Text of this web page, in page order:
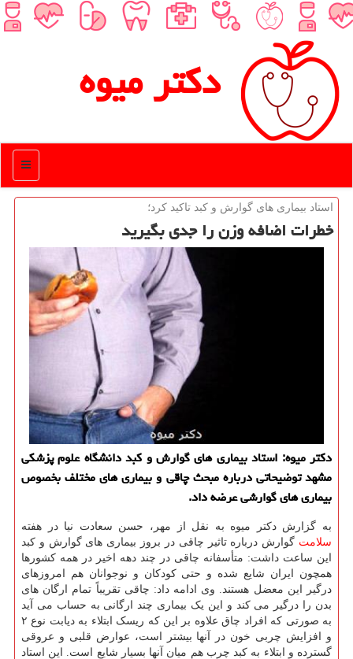
دكتر میوه
منو
استاد بیماری های گوارش و كبد تاكید كرد؛
خطرات اضافه وزن را جدی بگیرید
دکتر میوه: استاد بیماری های گوارش و کبد دانشگاه علوم پزشکی
مشهد توضیحاتی درباره مبحث چاقی و بیماری های مختلف بخصوص
بیماری های گوارشی عرضه داد.
به گزارش دکتر میوه به نقل از مهر، حسن سعادت نیا در هفته
سلامت گوارش درباره تاثیر چاقی در بروز بیماری های گوارش و کبد
این ساعت داشت: متأسفانه چاقی در چند دهه اخیر در همه کشورها
همچون ایران شایع شده و حتی کودکان و نوجوانان هم امروزهای
درگیر این معضل هستند. وی ادامه داد: چاقی تقریباً تمام ارگان های
بدن را درگیر می کند و این یک بیماری چند ارگانی به حساب می آید
به صورتی که افراد چاق علاوه بر این که ریسک ابتلاء به دیابت نوع ۲
و افزایش چربی خون در آنها بیشتر است، عوارض قلبی و عروقی
گسترده و ابتلاء به کبد چرب هم میان آنها بسیار شایع است. این استاد